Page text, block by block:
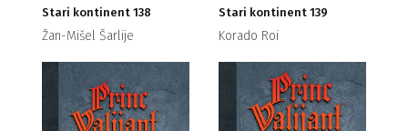
Stari kontinent 138
Žan-Mišel Šarlije
Stari kontinent 139
Korado Roi